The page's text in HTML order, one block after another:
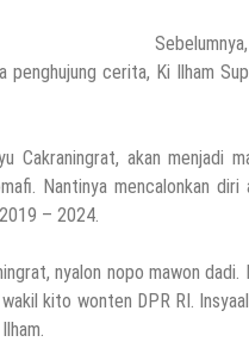
penghujung cerita, Ki Ilham
Cakraningrat, akan menjadi
Nantinya mencalonkan
– 2024.
nyalon nopo mawon
kito wonten DPR RI.